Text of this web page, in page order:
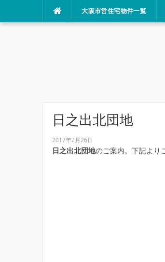
大阪市営住宅物件一覧
日之出北団地
2017年2月26日
日之出北団地のご案内。下記より